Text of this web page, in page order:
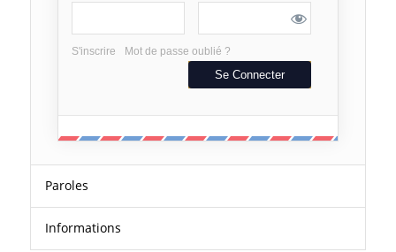
S'inscrire Mot de passe oublié ?
Paroles
Informations